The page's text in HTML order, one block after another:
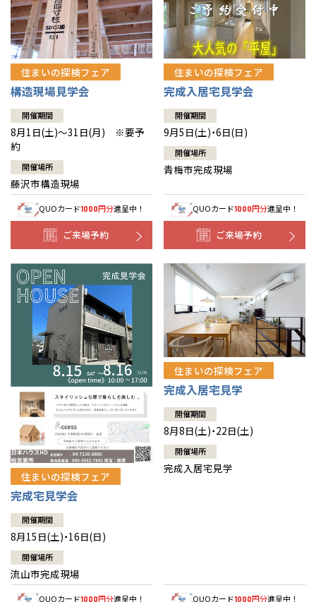
住まいの探検フェア
構造現場見学会
開催期間
8月1日(土)～31日(月) ※要予
約
開催場所
藤沢市構造現場
QUOカード1000円分進呈中！
ご来場予約
住まいの探検フェア
完成入居宅見学会
開催期間
9月5日(土)・6日(日)
開催場所
青梅市完成現場
QUOカード1000円分進呈中！
ご来場予約
住まいの探検フェア
完成宅見学会
開催期間
8月15日(土)・16日(日)
開催場所
流山市完成現場
QUOカード1000円分進呈中！
住まいの探検フェア
完成入居宅見学
開催期間
8月8日(土)・22日(土)
開催場所
完成入居宅見学
QUOカード1000円分進呈中！